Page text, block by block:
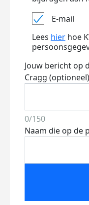
E-mail
Lees hier hoe
Jouw bericht op
Cragg (optioneel)
0/150
Naam die op de